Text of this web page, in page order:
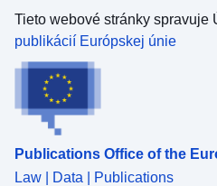
Tieto webové stránky spravuje
publikácií Európskej únie
Publications Office of the
Law | Data | Publications